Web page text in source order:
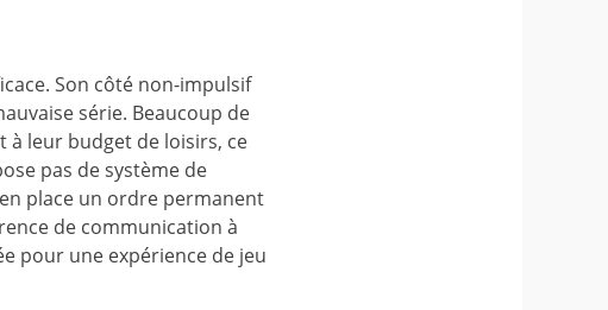
Son côté non-impulsif
série. Beaucoup de
leur budget de loisirs, ce
pas de système de
place un ordre permanent
de communication à
pour une expérience de jeu